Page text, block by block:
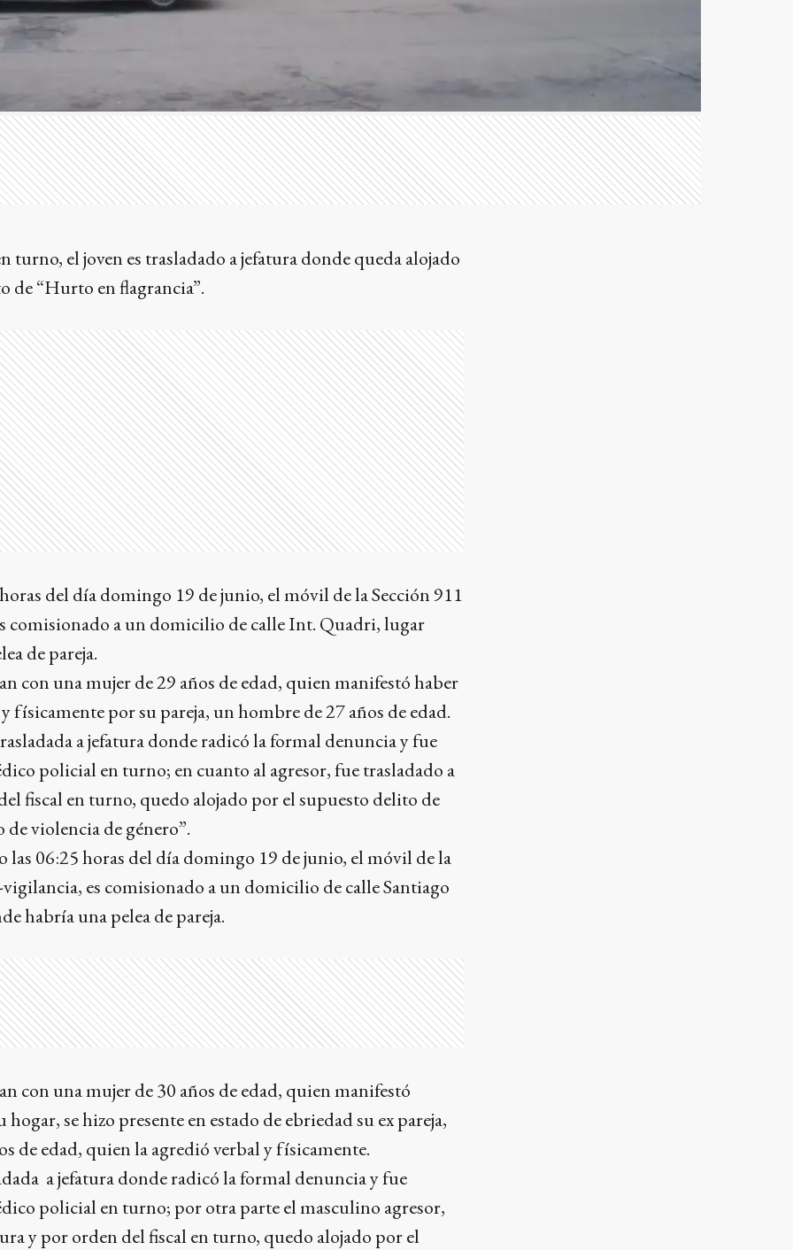
turno, el joven es trasladado a jefatura donde queda alojado
de “Hurto en flagrancia”.
del día domingo 19 de junio, el móvil de la Sección 911
comisionado a un domicilio de calle Int. Quadri, lugar
de pareja.
con una mujer de 29 años de edad, quien manifestó haber
físicamente por su pareja, un hombre de 27 años de edad.
a jefatura donde radicó la formal denuncia y fue
policial en turno; en cuanto al agresor, fue trasladado a
fiscal en turno, quedo alojado por el supuesto delito de
de violencia de género”.
las 06:25 horas del día domingo 19 de junio, el móvil de la
es comisionado a un domicilio de calle Santiago
habría una pelea de pareja.
con una mujer de 30 años de edad, quien manifestó
hogar, se hizo presente en estado de ebriedad su ex pareja,
de edad, quien la agredió verbal y físicamente.
a jefatura donde radicó la formal denuncia y fue
policial en turno; por otra parte el masculino agresor,
y por orden del fiscal en turno, quedo alojado por el